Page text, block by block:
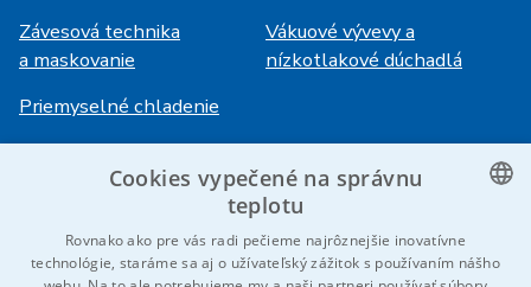
Závesová technika
a maskovanie
Vákuové vývevy a
nízkotlakové dúchadlá
Priemyselné chladenie
Kariéra
Prihlásenie
HiVision
Technické listy
CZECH
Cookies vypečené na správnu
teplotu
Rovnako ako pre vás radi pečieme najrôznejšie inovatívne
technológie, staráme sa aj o užívateľský zážitok s používaním nášho